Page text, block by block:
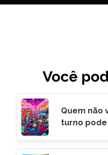
Você
Quem não
turno